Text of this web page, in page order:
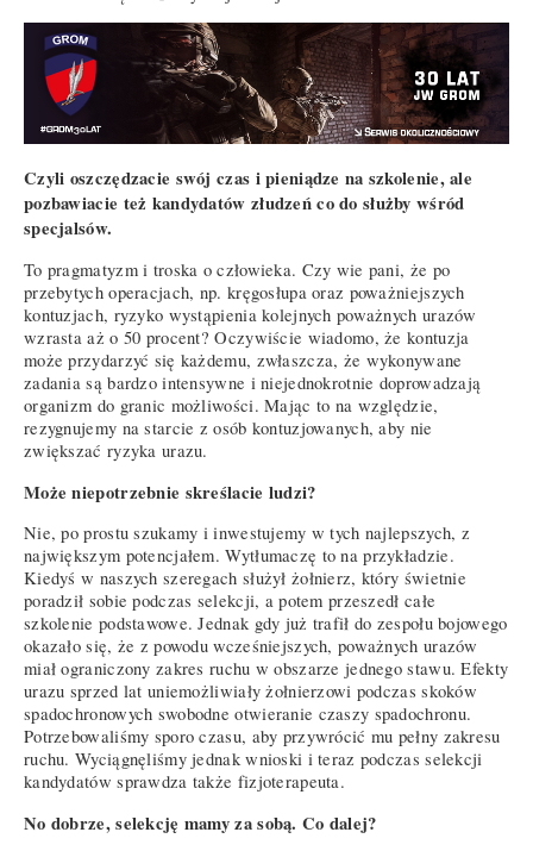
Czyli oszczędzacie swój czas i pieniądze na szkolenie, ale
pozbawiacie też kandydatów złudzeń co do służby wśród
specjalsów.
To pragmatyzm i troska o człowieka. Czy wie pani, że po
przebytych operacjach, np. kręgosłupa oraz poważniejszych
kontuzjach, ryzyko wystąpienia kolejnych poważnych urazów
wzrasta aż o 50 procent? Oczywiście wiadomo, że kontuzja
może przydarzyć się każdemu, zwłaszcza, że wykonywane
zadania są bardzo intensywne i niejednokrotnie doprowadzają
organizm do granic możliwości. Mając to na względzie,
rezygnujemy na starcie z osób kontuzjowanych, aby nie
zwiększać ryzyka urazu.
Może niepotrzebnie skreślacie ludzi?
Nie, po prostu szukamy i inwestujemy w tych najlepszych, z
największym potencjałem. Wytłumaczę to na przykładzie.
Kiedyś w naszych szeregach służył żołnierz, który świetnie
poradził sobie podczas selekcji, a potem przeszedł całe
szkolenie podstawowe. Jednak gdy już trafił do zespołu bojowego
okazało się, że z powodu wcześniejszych, poważnych urazów
miał ograniczony zakres ruchu w obszarze jednego stawu. Efekty
urazu sprzed lat uniemożliwiały żołnierzowi podczas skoków
spadochronowych swobodne otwieranie czaszy spadochronu.
Potrzebowaliśmy sporo czasu, aby przywrócić mu pełny zakresu
ruchu. Wyciągnęliśmy jednak wnioski i teraz podczas selekcji
kandydatów sprawdza także fizjoterapeuta.
No dobrze, selekcję mamy za sobą. Co dalej?